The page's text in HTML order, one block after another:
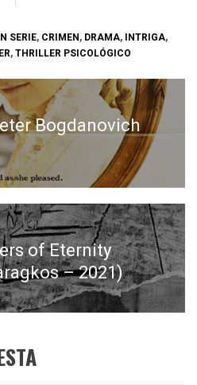
SERIE, CRIMEN , DRAMA, INTRIGA,
, THRILLER PSICOLÓGICO
Bogdanovich
of Eternity
– 2021)